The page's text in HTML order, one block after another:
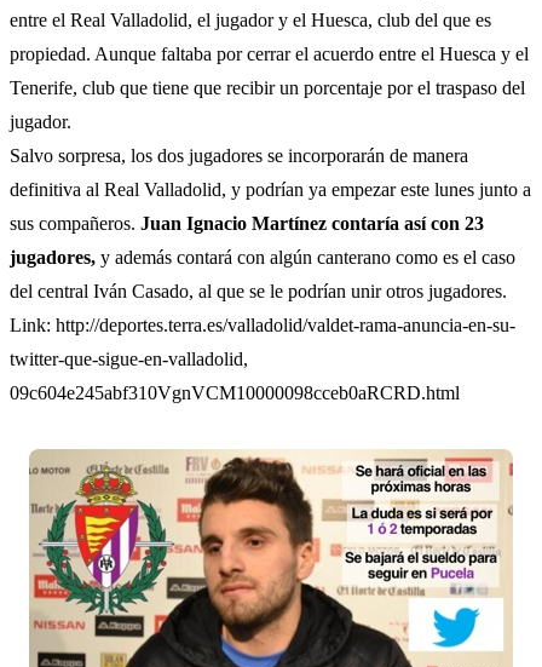
entre el Real Valladolid, el jugador y el Huesca, club del que es
propiedad. Aunque faltaba por cerrar el acuerdo entre el Huesca y el
Tenerife, club que tiene que recibir un porcentaje por el traspaso del
jugador.
Salvo sorpresa, los dos jugadores se incorporarán de manera
definitiva al Real Valladolid, y podrían ya empezar este lunes junto a
sus compañeros. Juan Ignacio Martínez contaría así con 23
jugadores, y además contará con algún canterano como es el caso
del central Iván Casado, al que se le podrían unir otros jugadores.
Link: http://deportes.terra.es/valladolid/valdet-rama-anuncia-en-su-
twitter-que-sigue-en-valladolid,
09c604e245abf310VgnVCM10000098cceb0aRCRD.html